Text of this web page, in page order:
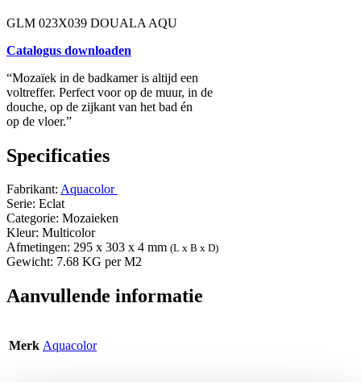
GLM 023X039 DOUALA AQU
Catalogus downloaden
“Mozaïek in de badkamer is altijd een
voltreffer. Perfect voor op de muur, in de
douche, op de zijkant van het bad én
op de vloer.”
Specificaties
Fabrikant: Aquacolor
Serie: Eclat
Categorie: Mozaieken
Kleur: Multicolor
Afmetingen: 295 x 303 x 4 mm (L x B x D)
Gewicht: 7.68 KG per M2
Aanvullende informatie
Merk Aquacolor